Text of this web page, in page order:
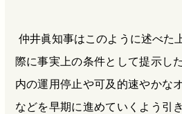
仲井眞知事はこのように述べた
際に事実上の条件として提示し
内の運用停止や可及的速やかな
などを早期に進めていくよう引